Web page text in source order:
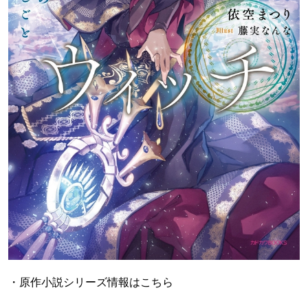
・原作小説シリーズ情報はこちら